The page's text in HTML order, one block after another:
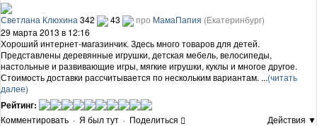
Светлана Клюхина 342 43 про МамаПапия (Екатеринбург)
29 марта 2013 в 12:16
Хороший интернет-магазинчик. Здесь много товаров для детей.
Представлены деревянные игрушки, детская мебель, велосипеды,
настольные и развивающие игры, мягкие игрушки, куклы и многое другое.
Стоимость доставки рассчитывается по нескольким вариантам. ...(читать
далее)
Рейтинг:
Комментировать · Я был тут · Поделиться Действия ▼